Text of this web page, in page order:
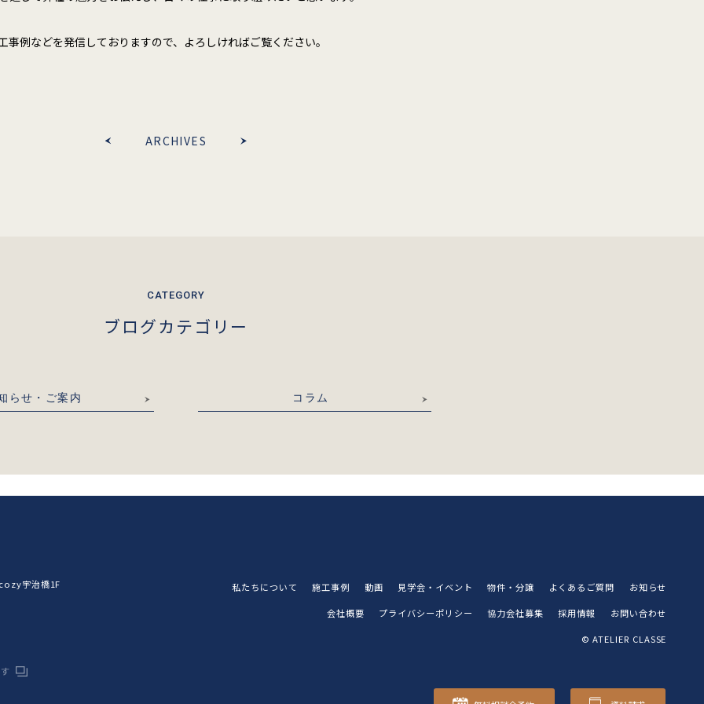
事例などを発信しておりますので、よろしければご覧ください。
ARCHIVES
ブログカテゴリー
らせ・ご案内 コラム
宇治橋1F
私たちについて 施工事例 動画 見学会・イベント 物件・分譲 よくあるご質問 お知らせ
会社概要 プライバシーポリシー 協力会社募集 採用情報 お問い合わせ
© ATELIER CLASSE